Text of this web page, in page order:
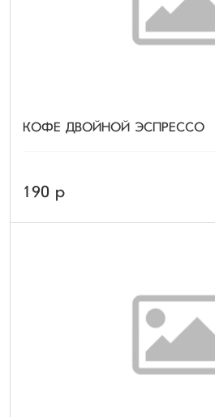
КОФЕ ДВОЙНОЙ ЭСПРЕССО
190 p